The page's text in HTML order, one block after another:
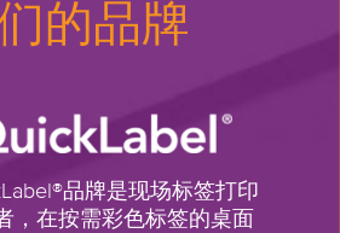
的品牌
品牌是现场标签打印
，在按需彩色标签的桌面